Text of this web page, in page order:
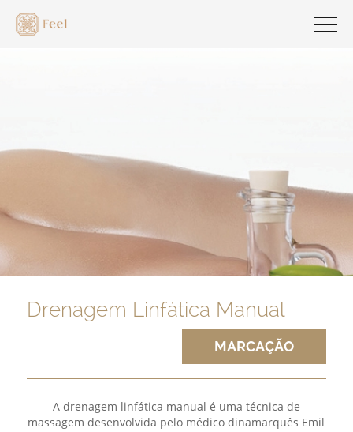
Drenagem Linfática Manual
MARCAÇÃO
A drenagem linfática manual é uma técnica de
massagem desenvolvida pelo médico dinamarquês Emil